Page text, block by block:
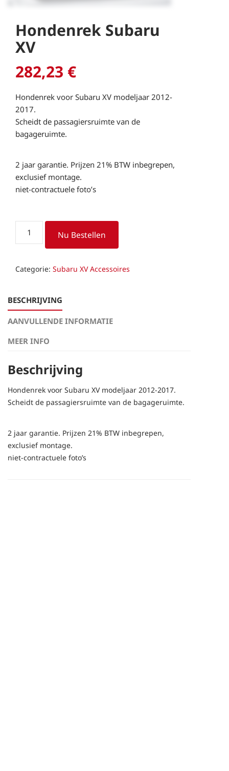
Hondenrek Subaru
XV
282,23 €
Hondenrek voor Subaru XV modeljaar 2012-
2017.
Scheidt de passagiersruimte van de
bagageruimte.
2 jaar garantie. Prijzen 21% BTW inbegrepen,
exclusief montage.
niet-contractuele foto’s
Subaru
Nu Bestellen
Categorie: Subaru XV Accessoires
BESCHRIJVING
AANVULLENDE INFORMATIE
MEER INFO
Beschrijving
Hondenrek voor Subaru XV modeljaar 2012-2017.
Scheidt de passagiersruimte van de bagageruimte.
2 jaar garantie. Prijzen 21% BTW inbegrepen,
exclusief montage.
niet-contractuele foto’s